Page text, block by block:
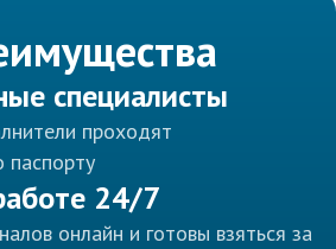
специалисты
проходят
24/7
онлайн и готовы взяться за